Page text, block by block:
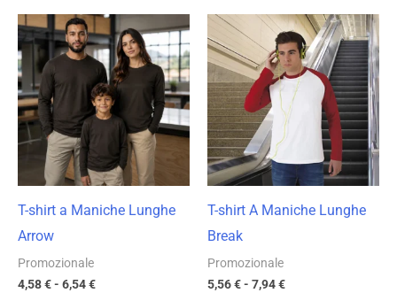
T-shirt a Maniche Lunghe
Arrow
Promozionale
4,58€- 6,54€
Fascia
di
prezzo:
da
4,58 €
a
6,54 €
T-shirt A Maniche Lunghe
Break
Promozionale
5,56€- 7,94€
Fascia
di
prezzo:
da
5,56 €
7,94 €